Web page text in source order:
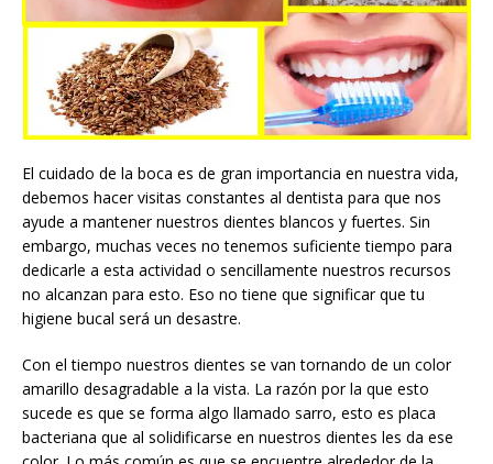
El cuidado de la boca es de gran importancia en nuestra vida,
debemos hacer visitas constantes al dentista para que nos
ayude a mantener nuestros dientes blancos y fuertes. Sin
embargo, muchas veces no tenemos suficiente tiempo para
dedicarle a esta actividad o sencillamente nuestros recursos
no alcanzan para esto. Eso no tiene que significar que tu
higiene bucal será un desastre.
Con el tiempo nuestros dientes se van tornando de un color
amarillo desagradable a la vista. La razón por la que esto
sucede es que se forma algo llamado sarro, esto es placa
bacteriana que al solidificarse en nuestros dientes les da ese